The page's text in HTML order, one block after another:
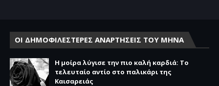
ΟΙ ΔΗΜΟΦΙΛΕΣΤΕΡΕΣ ΑΝΑΡΤΗΣΕΙΣ ΤΟΥ ΜΗΝΑ
Η μοίρα λύγισε την πιο καλή καρδιά: Το
τελευταίο αντίο στο παλικάρι της
Καισαρειάς